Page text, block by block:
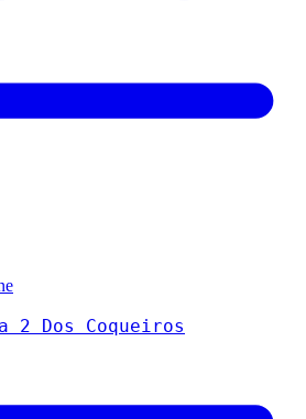
2 Dos Coqueiros